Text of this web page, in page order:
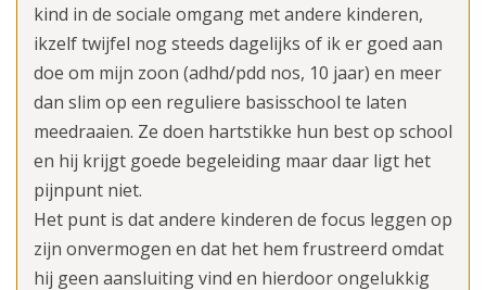
kind in de sociale omgang met andere kinderen,
ikzelf twijfel nog steeds dagelijks of ik er goed aan
doe om mijn zoon (adhd/pdd nos, 10 jaar) en meer
dan slim op een reguliere basisschool te laten
meedraaien. Ze doen hartstikke hun best op school
en hij krijgt goede begeleiding maar daar ligt het
pijnpunt niet.
Het punt is dat andere kinderen de focus leggen op
zijn onvermogen en dat het hem frustreerd omdat
hij geen aansluiting vind en hierdoor ongelukkig